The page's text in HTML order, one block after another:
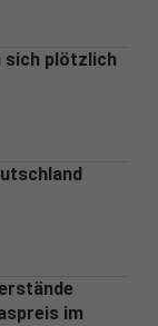
sich plötzlich
im